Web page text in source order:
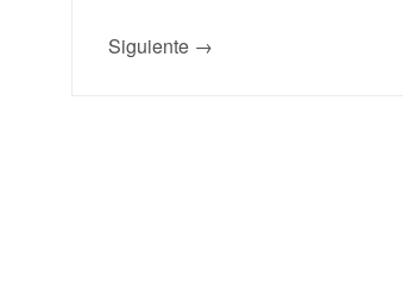
Siguiente →